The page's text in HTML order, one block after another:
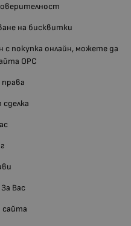
на бисквитки
с покупка онлайн, можете да
ОРС
Вас
сайта